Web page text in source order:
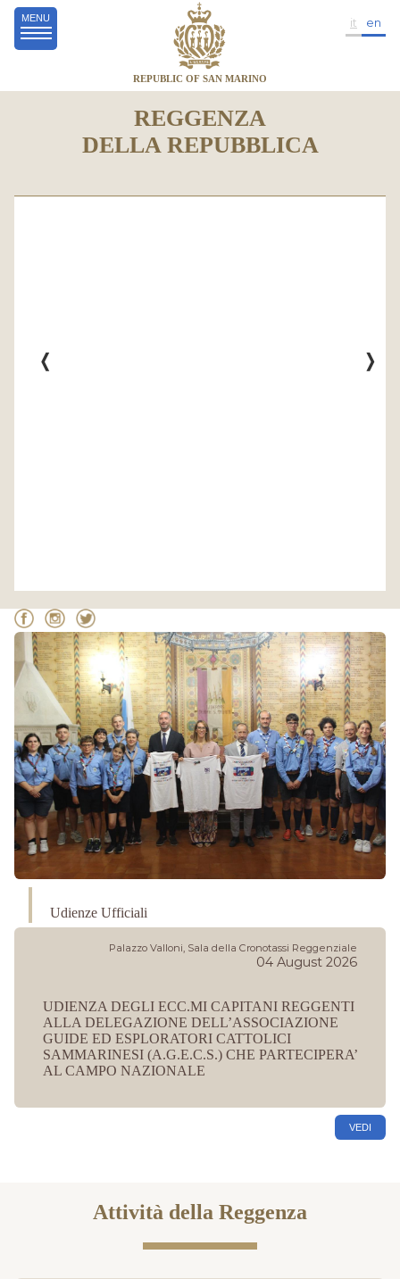
MENU
REPUBLIC OF SAN MARINO
it en
REGGENZA
DELLA REPUBBLICA
❬ ❭
Udienze Ufficiali
Palazzo Valloni, Sala della Cronotassi Reggenziale
04 August 2026
UDIENZA DEGLI ECC.MI CAPITANI REGGENTI
ALLA DELEGAZIONE DELL’ASSOCIAZIONE
GUIDE ED ESPLORATORI CATTOLICI
SAMMARINESI (A.G.E.C.S.) CHE PARTECIPERA’
AL CAMPO NAZIONALE
VEDI
Attività della Reggenza